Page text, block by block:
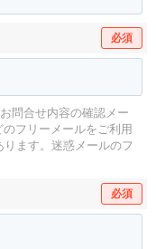
必須
問合せ内容の確認メー
フリーメールをご利用
ます。 迷惑メールのフ
必須